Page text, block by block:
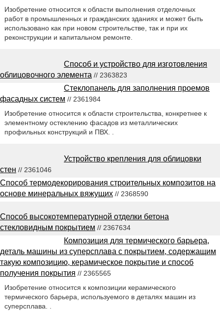
Изобретение относится к области выполнения отделочных
работ в промышленных и гражданских зданиях и может быть
использовано как при новом строительстве, так и при их
реконструкции и капитальном ремонте.
Способ и устройство для изготовления
облицовочного элемента // 2363823
Стеклопанель для заполнения проемов
фасадных систем // 2361984
Изобретение относится к области строительства, конкретнее к
элементному остеклению фасадов из металлических
профильных конструкций и ПВХ. .
Устройство крепления для облицовки
стен // 2361046
Способ термодекорирования строительных композитов на
основе минеральных вяжущих // 2368590
Способ высокотемпературной отделки бетона
стекловидным покрытием // 2367634
Композиция для термического барьера,
деталь машины из суперсплава с покрытием, содержащим
такую композицию, керамическое покрытие и способ
получения покрытия // 2365565
Изобретение относится к композиции керамического
термического барьера, используемого в деталях машин из
суперсплава. .